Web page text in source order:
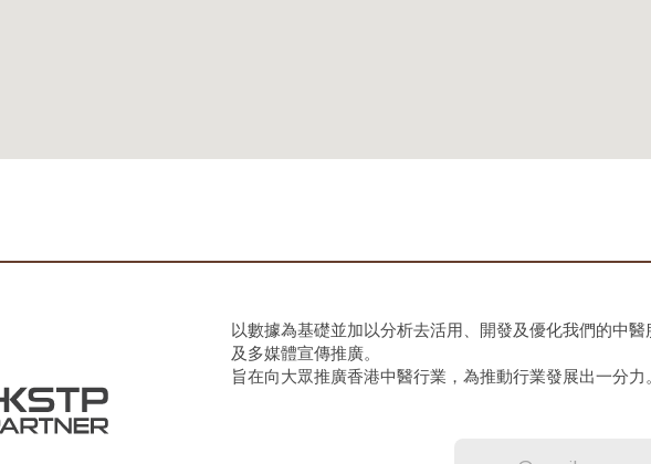
以數據為基礎並加以分析去活用、開發及優化我們的中
及多媒體宣傳推廣。
旨在向大眾推廣香港中醫行業，為推動行業發展出一分力。